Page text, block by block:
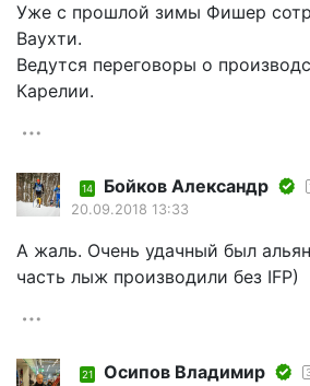
Уже с прошлой зимы Фишер
Ваухти.
Ведутся переговоры о
Карелии.
14 Бойков Александр
20.09.2018 13:33
А жаль. Очень удачный был
часть лыж производили без IFP)
21 Осипов Владимир